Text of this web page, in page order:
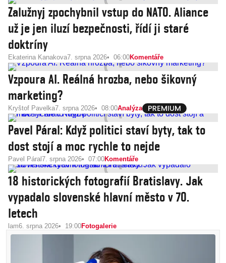
Zalužnyj zpochybnil vstup do NATO. Aliance
už je jen iluzí bezpečnosti, řídí ji staré
doktríny
Ekaterina Kanakova7. srpna 2026 06:00Komentáře
Vzpoura AI. Reálná hrozba, nebo šikovný
marketing?
Kryštof Pavelka7. srpna 2026 08:00Analýza
Pavel Páral: Když politici staví byty, tak to
dost stojí a moc rychle to nejde
Pavel Páral 7. srpna 2026 07:00Komentáře
18 historických fotografií Bratislavy. Jak
vypadalo slovenské hlavní město v 70.
letech
lam6. srpna 2026 19:00Fotogalerie